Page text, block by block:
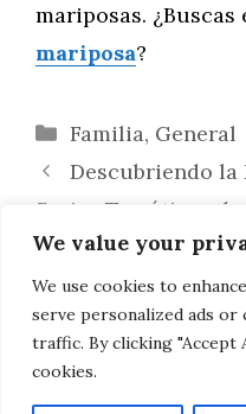
We value your
We use cookies to
serve personalized ads or
traffic. By clicking "Accept
cookies.
mariposas. ¿Buscas
mariposa?
Categorías
Familia, General
Descubriendo
Series Temáticas de
Continente
Mariposas en
Través de la